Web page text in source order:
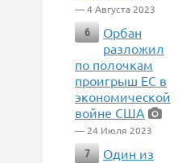
— 4 Августа 2023
6
Орбан
разложил
по полочкам
проигрыш ЕС в
экономической
войне США
— 24 Июля 2023
7
Один из